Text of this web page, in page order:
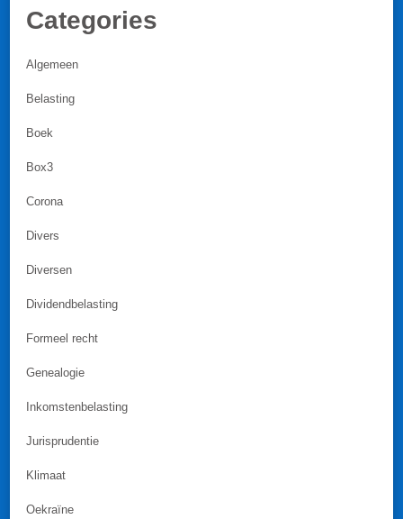
Categories
Algemeen
Belasting
Boek
Box3
Corona
Divers
Diversen
Dividendbelasting
Formeel recht
Genealogie
Inkomstenbelasting
Jurisprudentie
Klimaat
Oekraïne